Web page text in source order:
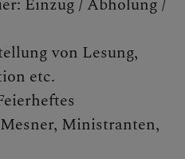
von Lesung,
etc.
Ministranten,